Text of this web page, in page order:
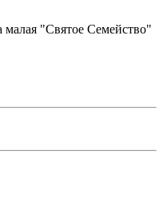
"Святое Семейство"